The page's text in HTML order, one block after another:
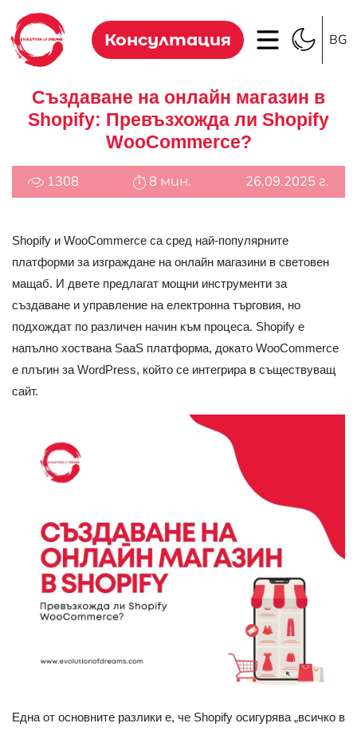
Консултация BG
Създаване на онлайн магазин в
Shopify: Превъзхожда ли Shopify
WooCommerce?
1308 8 мин. 26.09.2025 г.
Shopify и WooCommerce са сред най-популярните
платформи за изграждане на онлайн магазини в световен
мащаб. И двете предлагат мощни инструменти за
създаване и управление на електронна търговия, но
подхождат по различен начин към процеса. Shopify е
напълно хоствана SaaS платформа, докато WooCommerce
е плъгин за WordPress, който се интегрира в съществуващ
сайт.
Една от основните разлики е, че Shopify осигурява „всичко в